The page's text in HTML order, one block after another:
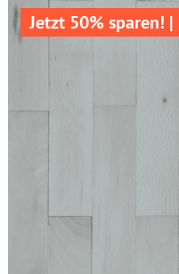
Jetzt 50% sparen!